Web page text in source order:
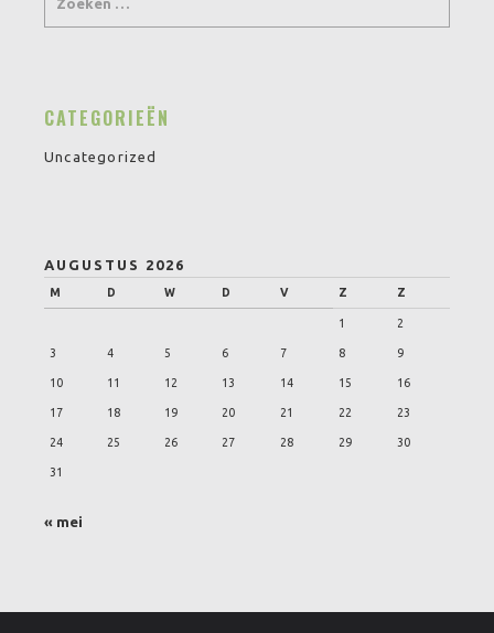
CATEGORIEËN
Uncategorized
AUGUSTUS 2026
M D W D V Z Z
1 2
3 4 5 6 7 8 9
10 11 12 13 14 15 16
17 18 19 20 21 22 23
24 25 26 27 28 29 30
31
« mei